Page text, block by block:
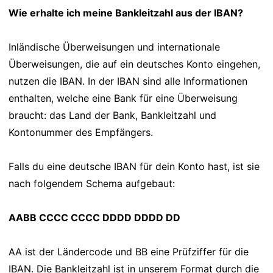
Wie erhalte ich meine Bankleitzahl aus der IBAN?
Inländische Überweisungen und internationale
Überweisungen, die auf ein deutsches Konto eingehen,
nutzen die IBAN. In der IBAN sind alle Informationen
enthalten, welche eine Bank für eine Überweisung
braucht: das Land der Bank, Bankleitzahl und
Kontonummer des Empfängers.
Falls du eine deutsche IBAN für dein Konto hast, ist sie
nach folgendem Schema aufgebaut:
AABB CCCC CCCC DDDD DDDD DD
AA ist der Ländercode und BB eine Prüfziffer für die
IBAN. Die Bankleitzahl ist in unserem Format durch die